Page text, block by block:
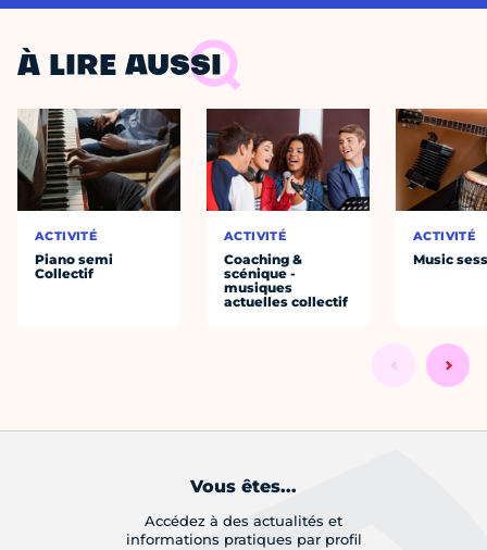
À LIRE AUSSI
ACTIVITÉ
Piano semi
Collectif
ACTIVITÉ
Coaching &
scénique -
musiques
actuelles collectif
ACTIVITÉ
Music
Vous êtes...
Accédez à des actualités et
informations pratiques par profil